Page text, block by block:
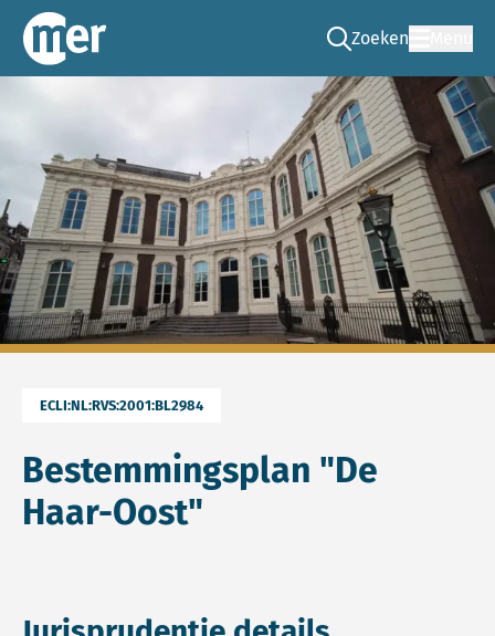
Commissie mer
Zoeken
Ga naar de zoek
ECLI:NL:RVS:2001:BL2984
Bestemmingsplan "De
Haar-Oost"